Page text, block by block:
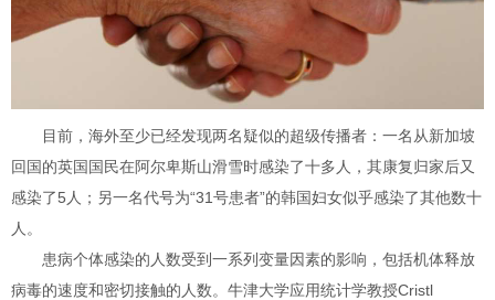
目前，海外至少已经发现两名疑似的超级传播者：一名从新加坡
回国的英国国民在阿尔卑斯山滑雪时感染了十多人，其康复归家后又
感染了5人；另一名代号为“31号患者”的韩国妇女似乎感染了其他数十
人。
患病个体感染的人数受到一系列变量因素的影响，包括机体释放
病毒的速度和密切接触的人数。牛津大学应用统计学教授Cristl